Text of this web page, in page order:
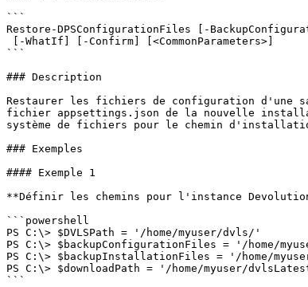
```
Restore-DPSConfigurationFiles [-
```
### Description
Restaurer les fichiers de configuration d'une
fichier appsettings.json de la nouvelle
système de fichiers pour le chemin
### Exemples
#### Exemple 1
**Définir les chemins pour l'instance
```powershell
PS C:\> $DVLSPath = '/home/myuser/dvls/'
PS C:\> $backupConfigurationFiles = '/home/
PS C:\> $backupInstallationFiles = '/home/
PS C:\> $downloadPath = '/home/myuser/
```